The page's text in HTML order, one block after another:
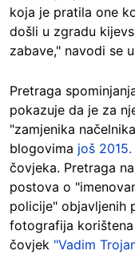
koja je pratila one
došli u zgradu
zabave," navodi se
Pretraga
pokazuje da je za
"zamjenika
blogovima još 2015.
čovjeka. Pretraga
postova o
policije" objavljenih
fotografija
čovjek "Vadim